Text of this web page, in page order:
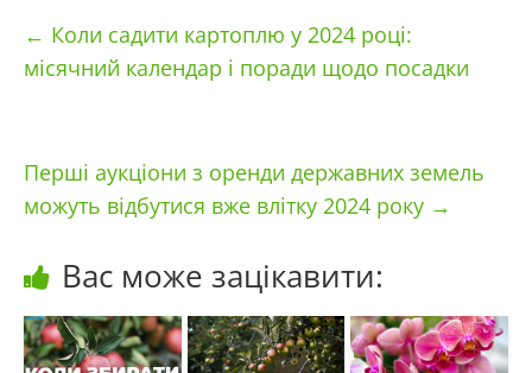
← Коли садити картоплю у 2024 році:
місячний календар і поради щодо посадки
Перші аукціони з оренди державних земель
можуть відбутися вже влітку 2024 року →
Вас може зацікавити: